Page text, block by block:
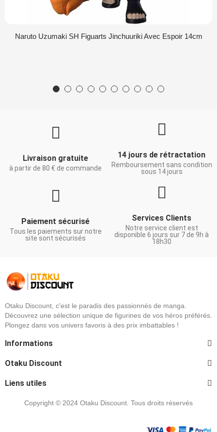
Naruto Uzumaki SH Figuarts Jinchuuriki Avec Espoir 14cm
Livraison gratuite
à partir de 80 € de commande
14 jours de rétractation
Remboursement sans condition
sous 14 jours
Paiement sécurisé
Tous les paiements sur notre
site sont sécurisés
Services Clients
Notre service client est
disponible 6 jours sur 7 de 9h à
18h30
Otaku Discount, c'est le paradis des passionnés de manga.
Découvrez une sélection unique de figurines de vos héros préférés.
Plongez dans vos univers favoris à des prix imbattables !
Informations
Otaku Discount
Liens utiles
Copyright © 2024 Otaku Discount. Tous droits réservés